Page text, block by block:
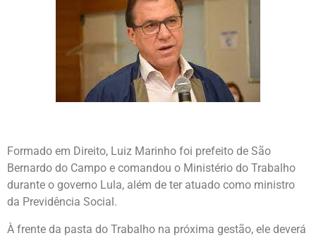
Formado em Direito, Luiz Marinho foi prefeito de São
Bernardo do Campo e comandou o Ministério do Trabalho
durante o governo Lula, além de ter atuado como ministro
da Previdência Social.
À frente da pasta do Trabalho na próxima gestão, ele deverá